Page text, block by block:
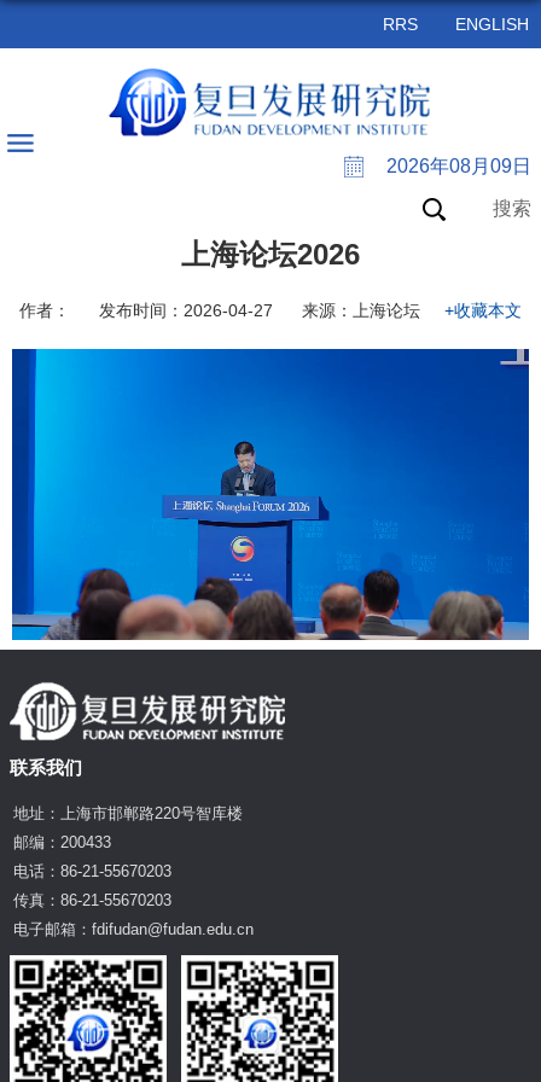
RRS ENGLISH
2026年08月09日
搜索
上海论坛2026
作者： 发布时间：2026-04-27 来源：上海论坛 +收藏本文
联系我们
地址：上海市邯郸路220号智库楼
邮编：200433
电话：86-21-55670203
传真：86-21-55670203
电子邮箱：fdifudan@fudan.edu.cn